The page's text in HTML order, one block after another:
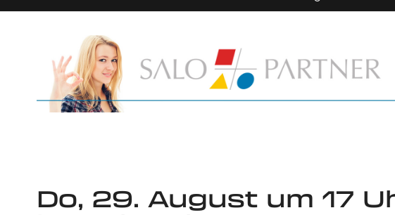
Do, 29. August um 17